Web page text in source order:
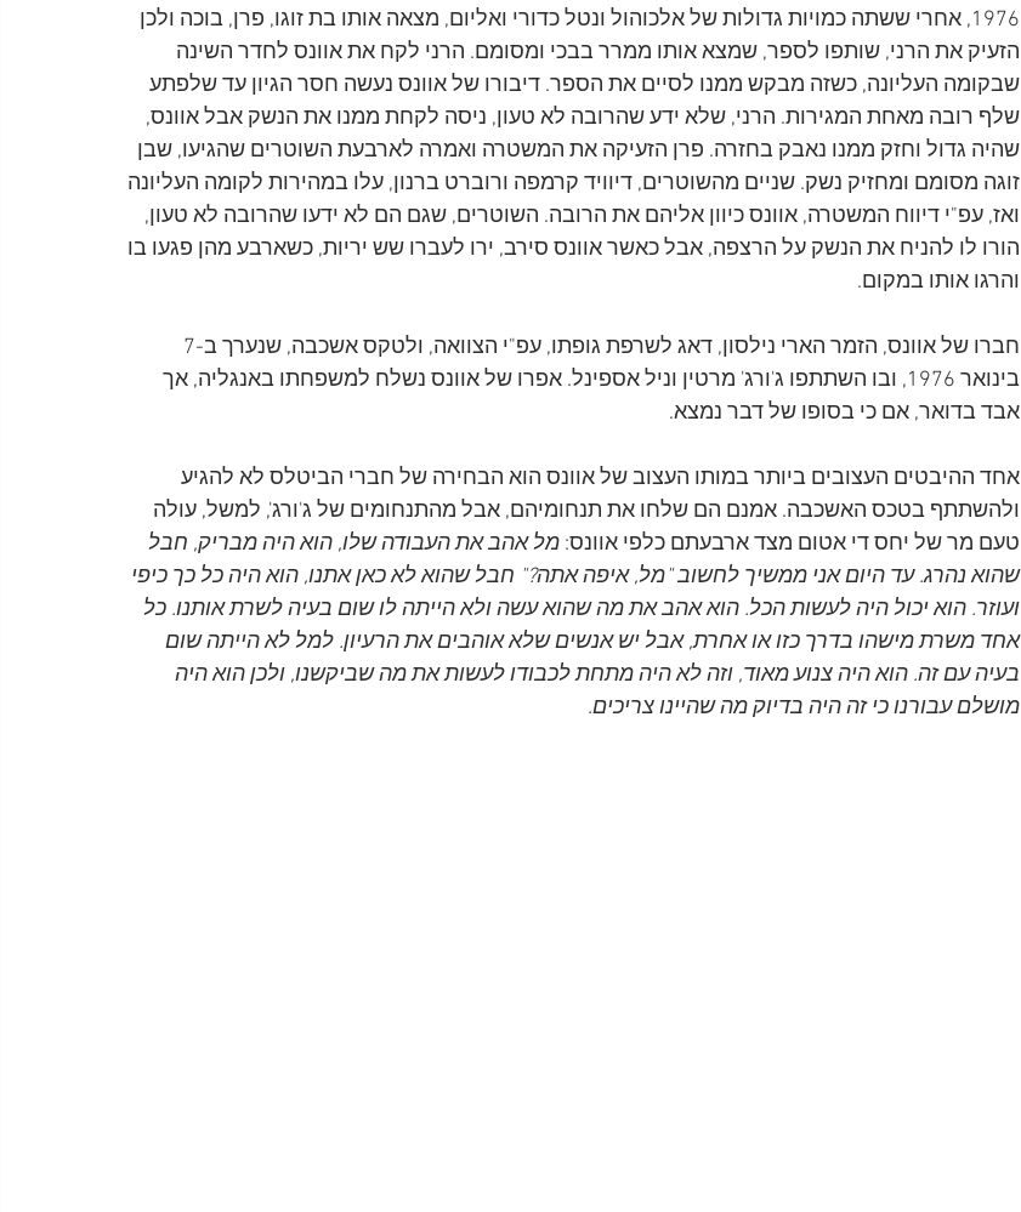
1976, אחרי ששתה כמויות גדולות של אלכוהול ונטל כדורי ואליום, מצאה אותו בת זוגו, פרן, בוכה ולכן
הזעיק את הרני, שותפו לספר, שמצא אותו ממרר בבכי ומסומם. הרני לקח את אוונס לחדר השינה
שבקומה העליונה, כשזה מבקש ממנו לסיים את הספר. דיבורו של אוונס נעשה חסר הגיון עד שלפתע
שלף רובה מאחת המגירות. הרני, שלא ידע שהרובה לא טעון, ניסה לקחת ממנו את הנשק אבל אוונס,
שהיה גדול וחזק ממנו נאבק בחזרה. פרן הזעיקה את המשטרה ואמרה לארבעת השוטרים שהגיעו, שבן
זוגה מסומם ומחזיק נשק. שניים מהשוטרים, דיוויד קרמפה ורוברט ברנון, עלו במהירות לקומה העליונה
ואז, עפ"י דיווח המשטרה, אוונס כיוון אליהם את הרובה. השוטרים, שגם הם לא ידעו שהרובה לא טעון,
הורו לו להניח את הנשק על הרצפה, אבל כאשר אוונס סירב, ירו לעברו שש יריות, כשארבע מהן פגעו בו
והרגו אותו במקום.
בינואר 1976, ובו השתתפו ג'ורג' מרטין וניל אספינל. אפרו של אוונס נשלח למשפחתו באנגליה, אך
אבד בדואר, אם כי בסופו של דבר נמצא.
אחד ההיבטים העצובים ביותר במותו העצוב של אוונס הוא הבחירה של חברי הביטלס לא להגיע
ולהשתתף בטכס האשכבה. אמנם הם שלחו את תנחומיהם, אבל מהתנחומים של ג'ורג', למשל, עולה
טעם מר של יחס די אטום מצד ארבעתם כלפי אוונס: מל אהב את העבודה שלו, הוא היה מבריק, חבל
שהוא נהרג. עד היום אני ממשיך לחשוב "מל, איפה אתה?" חבל שהוא לא כאן אתנו, הוא היה כל כך כיפי
ועוזר. הוא יכול היה לעשות הכל. הוא אהב את מה שהוא עשה ולא הייתה לו שום בעיה לשרת אותנו. כל
אחד משרת מישהו בדרך כזו או אחרת, אבל יש אנשים שלא אוהבים את הרעיון. למל לא הייתה שום
בעיה עם זה. הוא היה צנוע מאוד, וזה לא היה מתחת לכבודו לעשות את מה שביקשנו, ולכן הוא היה
מושלם עבורנו כי זה היה בדיוק מה שהיינו צריכים.